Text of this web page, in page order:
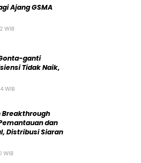
Ajang GSMA
WIB
ganti
Tidak Naik,
WIB
Breakthrough
dan
Distribusi Siaran
WIB